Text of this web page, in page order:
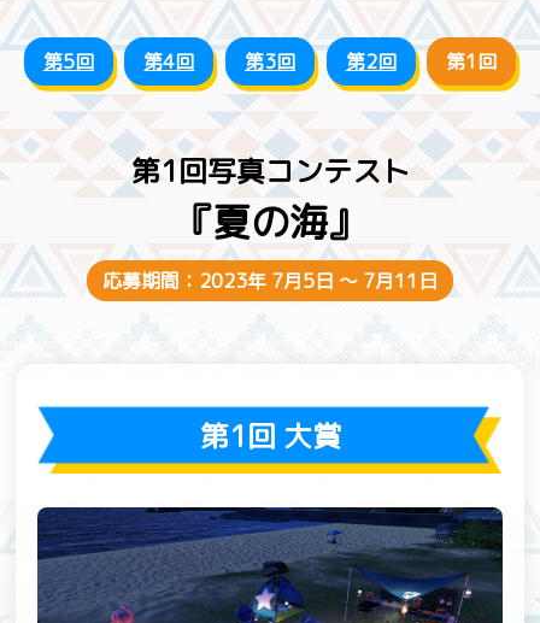
第5回 第4回 第3回 第2回 第1回
第1回写真コンテスト
『夏の海』
応募期間：2023年 7月5日 〜 7月11日
第1回 大賞